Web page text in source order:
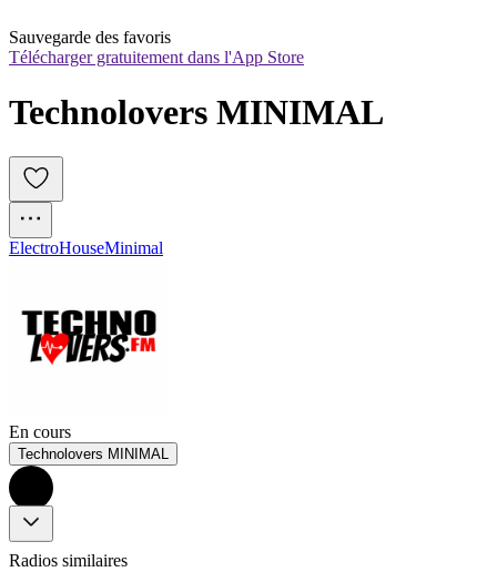
Sauvegarde des favoris
Télécharger gratuitement dans l'App Store
Technolovers MINIMAL
ElectroHouseMinimal
En cours
Technolovers MINIMAL
Radios similaires